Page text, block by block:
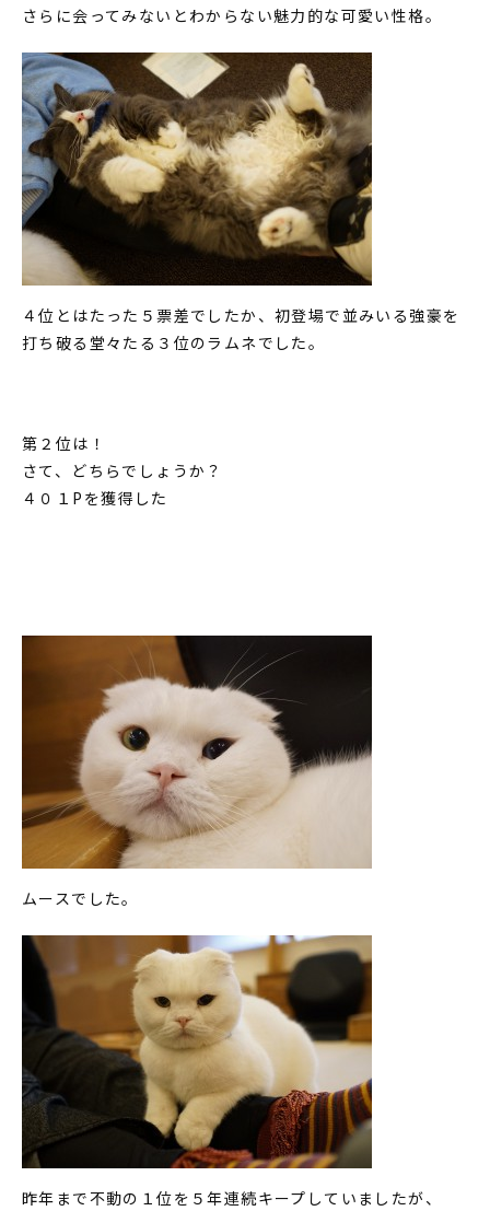
さらに会ってみないとわからない魅力的な可愛い性格。
４位とはたった５票差でしたか、初登場で並みいる強豪を
打ち破る堂々たる３位のラムネでした。
第２位は！
さて、どちらでしょうか？
４０１Pを獲得した
ムースでした。
昨年まで不動の１位を５年連続キープしていましたが、